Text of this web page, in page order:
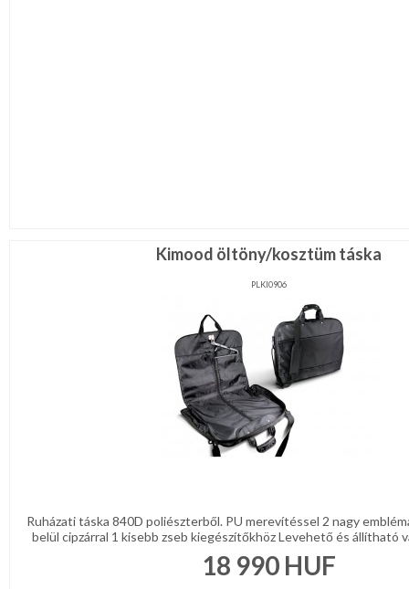
Kimood öltöny/kosztüm táska
PLKI0906
Ruházati táska 840D poliészterből. PU merevítéssel 2 nagy
belül cipzárral 1 kisebb zseb kiegészítőkhöz Levehető és állítható
18 990 HUF